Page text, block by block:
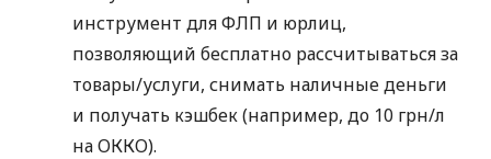
инструмент для ФЛП и юрлиц,
позволяющий бесплатно рассчитываться за
товары/услуги, снимать наличные деньги
и получать кэшбек (например, до 10 грн/л
на ОККО).